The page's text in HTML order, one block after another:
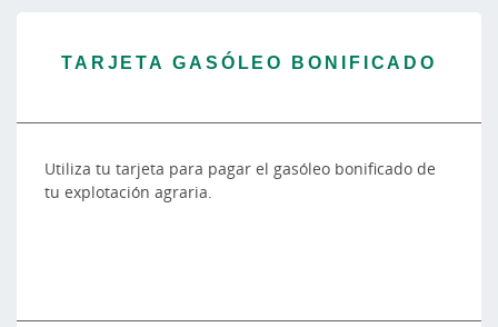
TARJETA GASÓLEO BONIFICADO
Utiliza tu tarjeta para pagar el gasóleo bonificado de
tu explotación agraria.